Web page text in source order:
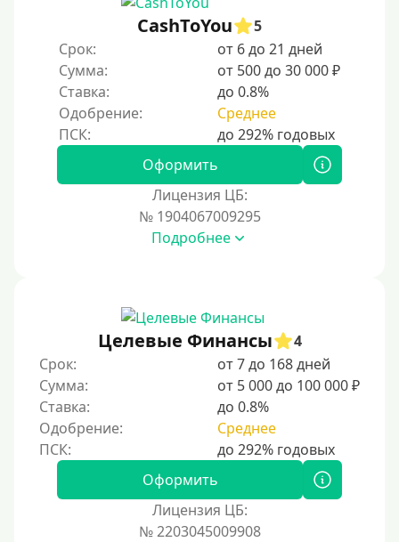
20000 руб
25000 руб
30000 руб
30000 руб на год
35000 руб
40000 руб
150000 руб
200000 руб
250000 руб
300000 руб
500000 руб
CashToYou
5
Срок:
от 6 до 21 дней
Сумма:
от 500 до 30 000 ₽
Ставка:
до 0.8%
Одобрение:
Среднее
Оформить
Лицензия ЦБ:
№ 1904067009295
Подробнее
Целевые Финансы
4
Срок:
от 7 до 168 дней
Сумма:
от 5 000 до 100 000 ₽
Ставка:
до 0.8%
Одобрение:
Среднее
Оформить
Лицензия ЦБ:
№ 2203045009908